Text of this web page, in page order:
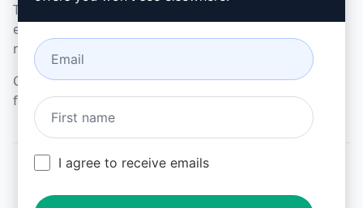
Términos de las
extensiones del
navegador (en)
Condiciones de
facturación (en)
All logos, trademarks, and registered trademarks are the
I agree to receive emails